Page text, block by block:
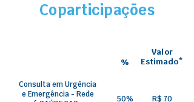
Coparticipações
%
Valor
Estimado*
Consulta em Urgência
e Emergência - Rede
50% R$ 70